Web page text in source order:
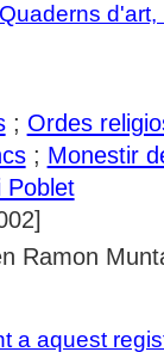
d'art,
; Ordes
; Monestir
Poblet
Ramon
a aquest